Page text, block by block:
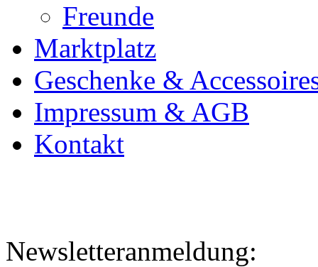
Freunde
Marktplatz
Geschenke &
Impressum & AGB
Kontakt
Newsletteranmeldung: